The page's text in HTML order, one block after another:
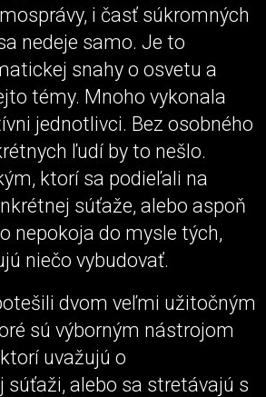
i časť súkromných
nedeje samo. Je to
snahy o osvetu a
témy. Mnoho vykonala
jednotlivci. Bez osobného
ľudí by to nešlo.
ktorí sa podieľali na
súťaže, alebo aspoň
nepokoja do mysle tých,
niečo vybudovať.
dvom veľmi užitočným
sú výborným nástrojom
uvažujú o
alebo sa stretávajú s